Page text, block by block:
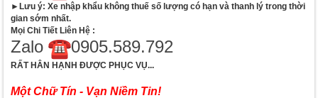
►Lưu ý: Xe nhập khẩu không thuế số lượng có hạn và thanh lý trong thời
gian sớm nhất.
Mọi Chi Tiết Liên Hệ :
Zalo 0905.589.792
RẤT HÂN HẠNH ĐƯỢC PHỤC VỤ...
Một Chữ Tín - Vạn Niềm Tin!